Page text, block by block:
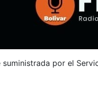
por el